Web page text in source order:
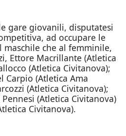
gare giovanili, disputatesi
ad occupare le
che al femminile,
Ettore Macrillante (Atletica
(Atletica Civitanova);
Carpio (Atletica Ama
(Atletica Civitanova);
(Atletica Civitanova)
Civitanova).